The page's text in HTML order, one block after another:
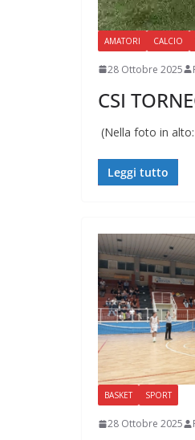
AMATORI CALCIO
28 Ottobre 2025
CSI
(Nella foto in
Leggi tutto
BASKET SPORT
28 Ottobre 2025